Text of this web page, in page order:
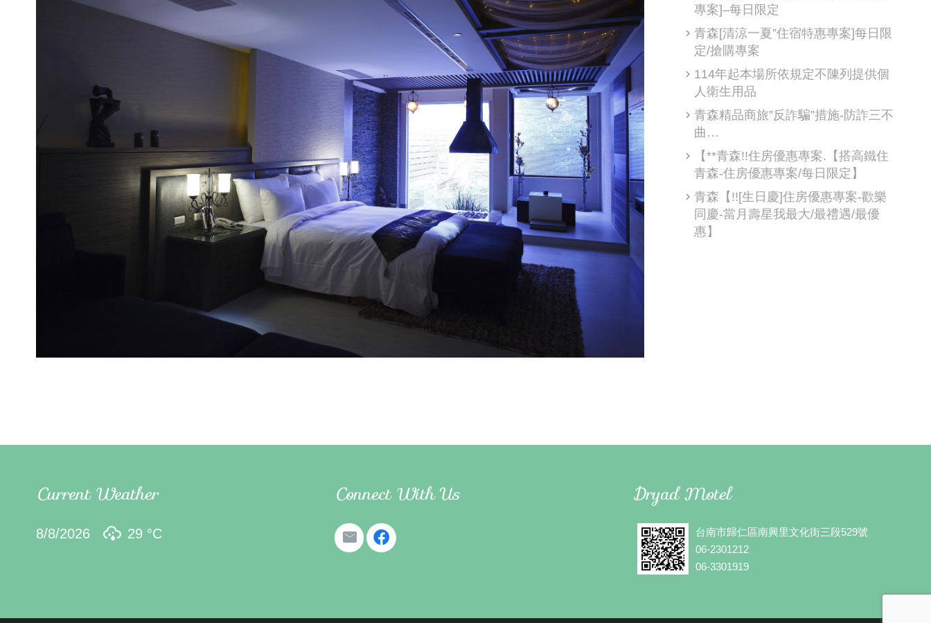
專案]–每日限定
青森[清涼一夏”住宿特惠專案]每日限
定/搶購專案
114年起本場所依規定不陳列提供個
人衛生用品
青森精品商旅”反詐騙”措施-防詐三不
曲…
【**青森!!住房優惠專案.【搭高鐵住
青森-住房優惠專案/每日限定】
青森【!![生日慶]住房優惠專案-歡樂
同慶-當月壽星我最大/最禮遇/最優
惠】
Current Weather
8/8/2026 29 °C
Connect With Us Dryad Motel
台南市歸仁區南興里文化街三段529號
06-2301212
06-3301919